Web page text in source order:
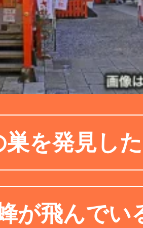
を発見し
が飛んでい